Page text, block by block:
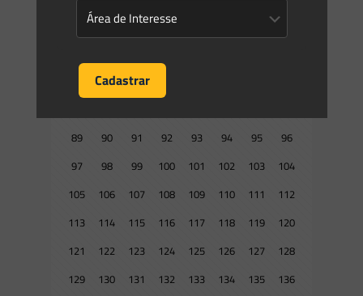
58 59 60
74 75
89
90 91 92 93 94 95
96
97
98 99 100 101 102 103
104
105
106 107 108 109 110 111
112
113
114 115 116 117 118 119
120
121
122 123 124 125 126 127
128
129
130 131 132 133 134 135
136